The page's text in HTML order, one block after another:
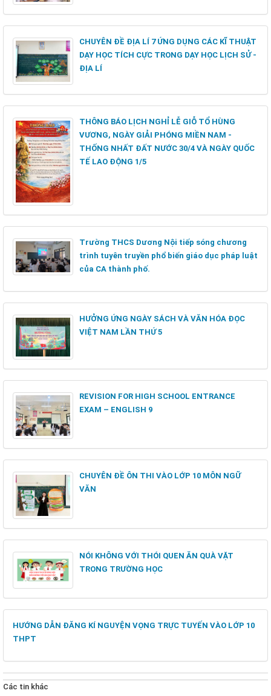
CHUYÊN ĐỀ ĐỊA LÍ 7 ỨNG DỤNG CÁC KĨ THUẬT
DẠY HỌC TÍCH CỰC TRONG DẠY HỌC LỊCH SỬ -
ĐỊA LÍ
THÔNG BÁO LỊCH NGHỈ LỄ GIỖ TỔ HÙNG
VƯƠNG, NGÀY GIẢI PHÓNG MIỀN NAM -
THỐNG NHẤT ĐẤT NƯỚC 30/4 VÀ NGÀY QUỐC
TẾ LAO ĐỘNG 1/5
Trường THCS Dương Nội tiếp sóng chương
trình tuyên truyền phổ biến giáo dục pháp luật
của CA thành phố.
HƯỞNG ỨNG NGÀY SÁCH VÀ VĂN HÓA ĐỌC
VIỆT NAM LẦN THỨ 5
REVISION FOR HIGH SCHOOL ENTRANCE
EXAM – ENGLISH 9
CHUYÊN ĐỀ ÔN THI VÀO LỚP 10 MÔN NGỮ
VĂN
NÓI KHÔNG VỚI THÓI QUEN ĂN QUÀ VẶT
TRONG TRƯỜNG HỌC
HƯỚNG DẪN ĐĂNG KÍ NGUYỆN VỌNG TRỰC TUYẾN VÀO LỚP 10
THPT
Các tin khác